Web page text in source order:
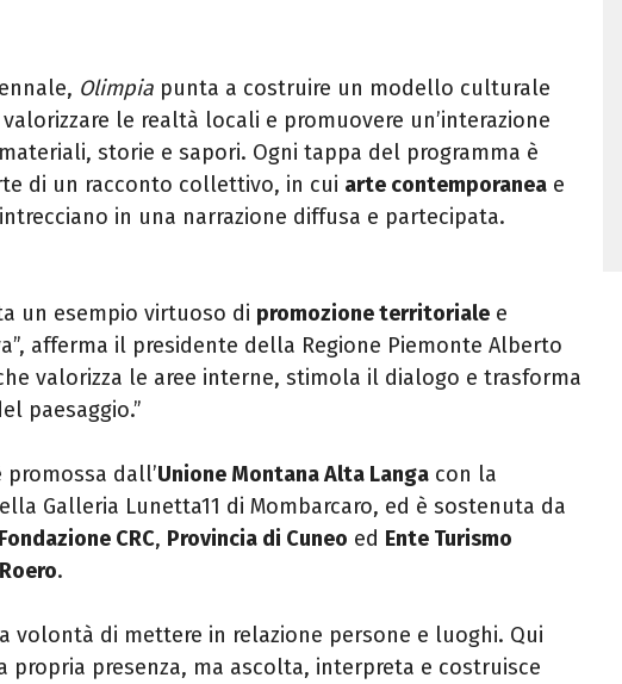
Olimpia punta a costruire un modello culturale
le realtà locali e promuovere un’interazione
storie e sapori. Ogni tappa del programma è
di un racconto collettivo, in cui arte contemporanea e
in una narrazione diffusa e partecipata.
un esempio virtuoso di promozione territoriale e
afferma il presidente della Regione Piemonte Alberto
valorizza le aree interne, stimola il dialogo e trasforma
paesaggio.”
promossa dall’Unione Montana Alta Langa con la
Galleria Lunetta11 di Mombarcaro, ed è sostenuta da
Fondazione CRC, Provincia di Cuneo ed Ente Turismo
.
volontà di mettere in relazione persone e luoghi. Qui
propria presenza, ma ascolta, interpreta e costruisce